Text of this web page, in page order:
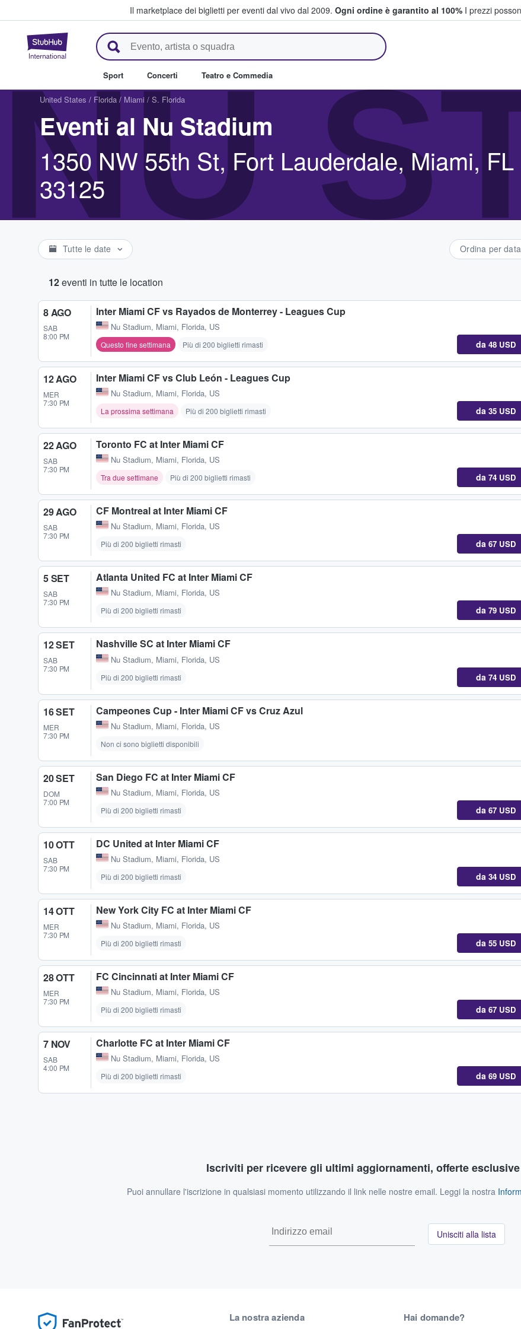
Il marketplace dei biglietti per eventi dal vivo dal 2009. Ogni ordine è garantito al 100% I prezzi
StubHub - Dove i fan comprano e vendono biglietti
Sport Concerti Teatro e Commedia
NU
United States / Florida / Miami / S. Florida
Eventi al Nu Stadium
1350 NW 55th St, Fort Lauderdale, Miami, FL
33125
Tutte le date Ordina per data
12eventi in tutte le location
8 AGO
SAB
8:00 PM
Inter Miami CF vs Rayados de Monterrey - Leagues Cup
Nu Stadium, Miami, Florida, US
Questo fine settimana Più di 200 biglietti rimasti da 48 USD
12 AGO
MER
7:30 PM
Inter Miami CF vs Club León - Leagues Cup
Nu Stadium, Miami, Florida, US
La prossima settimana Più di 200 biglietti rimasti da 35 USD
22 AGO
SAB
7:30 PM
Toronto FC at Inter Miami CF
Nu Stadium, Miami, Florida, US
Tra due settimane Più di 200 biglietti rimasti da 74 USD
29 AGO
SAB
7:30 PM
CF Montreal at Inter Miami CF
Nu Stadium, Miami, Florida, US
Più di 200 biglietti rimasti da 67 USD
5 SET
SAB
7:30 PM
Atlanta United FC at Inter Miami CF
Nu Stadium, Miami, Florida, US
Più di 200 biglietti rimasti da 79 USD
12 SET
SAB
7:30 PM
Nashville SC at Inter Miami CF
Nu Stadium, Miami, Florida, US
Più di 200 biglietti rimasti da 74 USD
16 SET
MER
7:30 PM
Campeones Cup - Inter Miami CF vs Cruz Azul
Nu Stadium, Miami, Florida, US
Non ci sono biglietti disponibili
20 SET
DOM
7:00 PM
San Diego FC at Inter Miami CF
Nu Stadium, Miami, Florida, US
Più di 200 biglietti rimasti da 67 USD
10 OTT
SAB
7:30 PM
DC United at Inter Miami CF
Nu Stadium, Miami, Florida, US
Più di 200 biglietti rimasti da 34 USD
14 OTT
MER
7:30 PM
New York City FC at Inter Miami CF
Nu Stadium, Miami, Florida, US
Più di 200 biglietti rimasti da 55 USD
28 OTT
MER
7:30 PM
FC Cincinnati at Inter Miami CF
Nu Stadium, Miami, Florida, US
Più di 200 biglietti rimasti da 67 USD
7 NOV
SAB
4:00 PM
Charlotte FC at Inter Miami CF
Nu Stadium, Miami, Florida, US
Più di 200 biglietti rimasti da 69 USD
Iscriviti per ricevere gli ultimi aggiornamenti, offerte
Puoi annullare l'iscrizione in qualsiasi momento utilizzando il link nelle nostre email. Leggi la nostra
Unisciti alla lista
La nostra azienda Hai domande?